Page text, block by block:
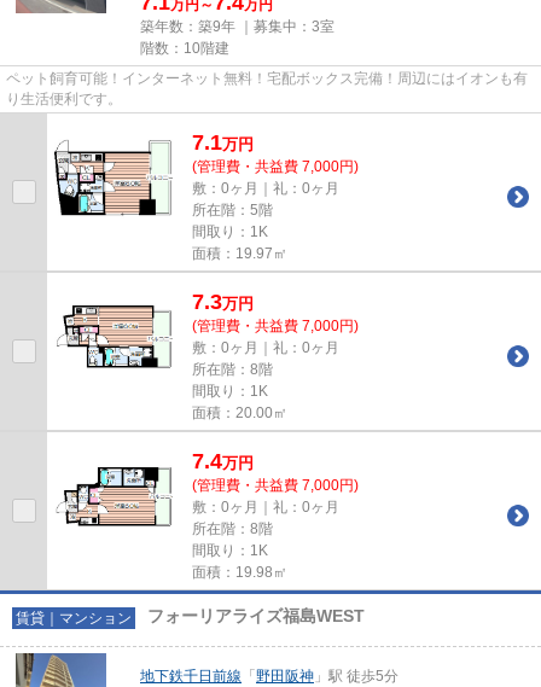
万円～
万円
築年数：築9年 ｜募集中： 3室
階数：10階建
ペット飼育可能！インターネット無料！宅配ボックス完備！周辺にはイオンも有
り生活便利です。
7.1万円
(管理費・共益費 7,000円)
敷：0ヶ月｜礼：0ヶ月
所在階：5階
間取り：1K
面積：19.97㎡
7.3万円
(管理費・共益費 7,000円)
敷：0ヶ月｜礼：0ヶ月
所在階：8階
間取り：1K
面積：20.00㎡
7.4万円
(管理費・共益費 7,000円)
敷：0ヶ月｜礼：0ヶ月
所在階：8階
間取り：1K
面積：19.98㎡
賃貸｜マンション フォーリアライズ福島WEST
地下鉄千日前線 「 野田阪神 」駅 徒歩5分